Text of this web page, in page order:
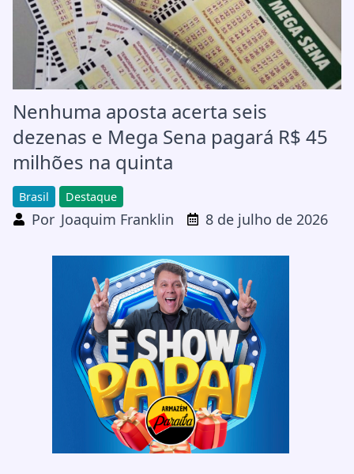
Nenhuma aposta acerta seis
dezenas e Mega Sena pagará R$ 45
milhões na quinta
Brasil Destaque
Por Joaquim Franklin 8 de julho de 2026